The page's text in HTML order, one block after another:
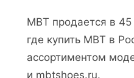
MBT продается в
где купить MBT в
ассортиментом
и mbtshoes.ru.